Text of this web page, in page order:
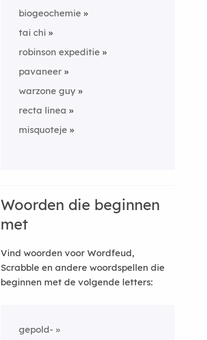
biogeochemie
tai chi
robinson expeditie
pavaneer
warzone guy
recta linea
misquoteje
Woorden die beginnen
met
Vind woorden voor Wordfeud,
Scrabble en andere woordspellen die
beginnen met de volgende letters:
gepold-